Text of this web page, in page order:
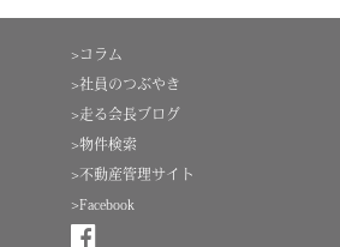
>コラム
>社員のつぶやき
>走る会長ブログ
>物件検索
>不動産管理サイト
>Facebook